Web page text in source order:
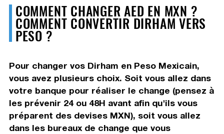
COMMENT CHANGER AED EN MXN ?
COMMENT CONVERTIR DIRHAM VERS
PESO ?
Pour changer vos Dirham en Peso Mexicain,
vous avez plusieurs choix. Soit vous allez dans
votre banque pour réaliser le change (pensez à
les prévenir 24 ou 48H avant afin qu'ils vous
préparent des devises MXN), soit vous allez
dans les bureaux de change que vous